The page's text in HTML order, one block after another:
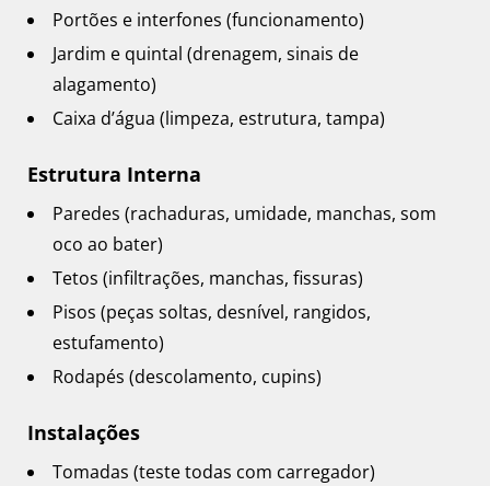
Portões e interfones (funcionamento)
Jardim e quintal (drenagem, sinais de
alagamento)
Caixa d’água (limpeza, estrutura, tampa)
Estrutura Interna
Paredes (rachaduras, umidade, manchas, som
oco ao bater)
Tetos (infiltrações, manchas, fissuras)
Pisos (peças soltas, desnível, rangidos,
estufamento)
Rodapés (descolamento, cupins)
Instalações
Tomadas (teste todas com carregador)